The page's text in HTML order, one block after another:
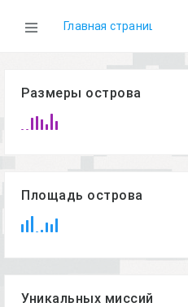
Главная страница
Размеры острова
Площадь острова
Уникальных миссий